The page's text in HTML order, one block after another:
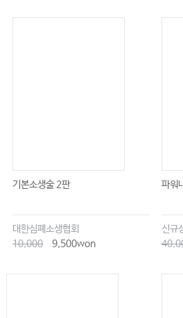
기본소생술 2판
대한심폐소생협회
10,000
9,500won
파워
신규